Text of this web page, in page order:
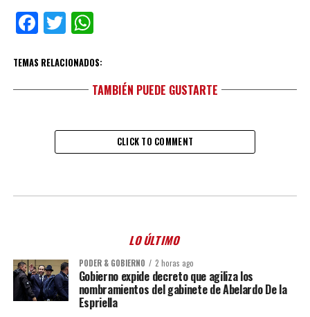
Facebook
TwitterWhatsApp
TEMAS RELACIONADOS:
TAMBIÉN PUEDE GUSTARTE
CLICK TO COMMENT
LO ÚLTIMO
PODER & GOBIERNO 2 horas ago
Gobierno expide decreto que agiliza los
nombramientos del gabinete de Abelardo De la
Espriella